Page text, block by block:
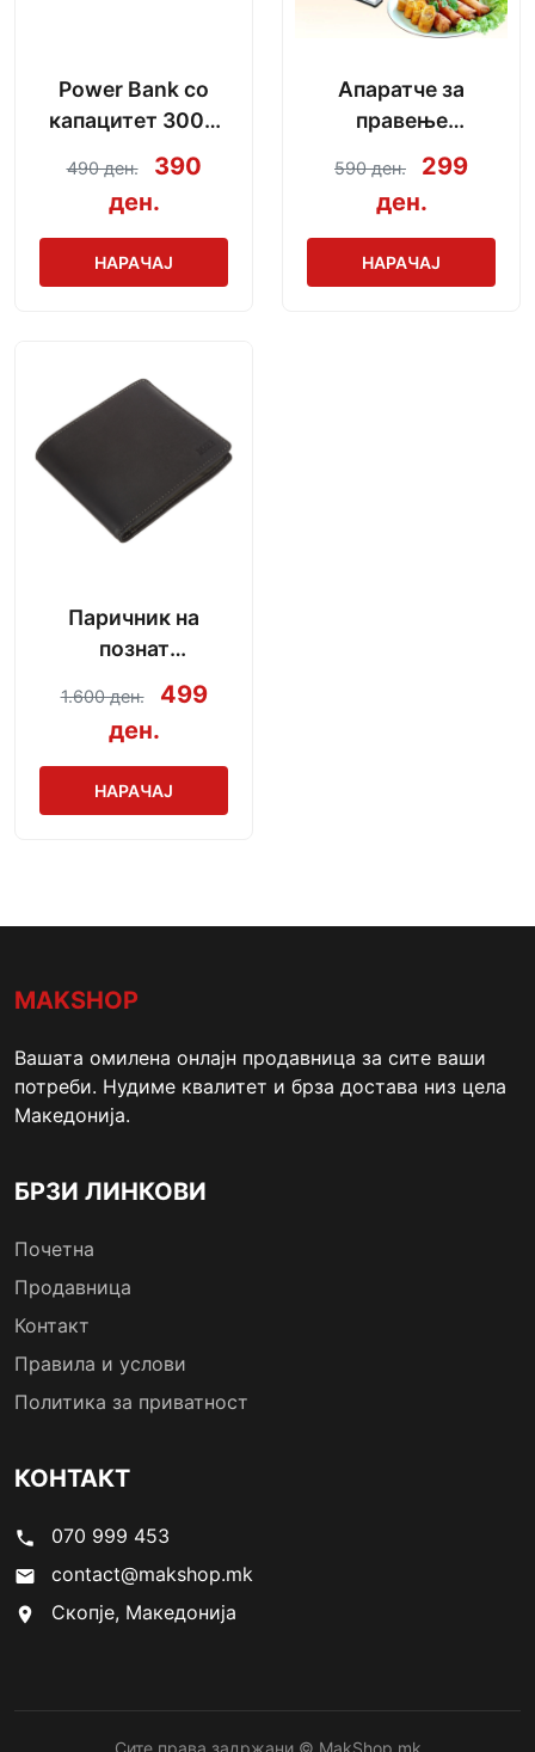
Power Bank со
капацитет 3000
mAh + кабел за
полнење
490 ден.
390
ден.
НАРАЧАЈ
Апаратче за
правење
сармички во
неколку секунди
590 ден.
299
ден.
НАРАЧАЈ
Паричник на
познат
производител
1.600 ден.
499
ден.
НАРАЧАЈ
MAKSHOP
Вашата омилена онлајн продавница за сите ваши
потреби. Нудиме квалитет и брза достава низ цела
Македонија.
БРЗИ ЛИНКОВИ
Почетна
Продавница
Контакт
Правила и услови
Политика за приватност
КОНТАКТ
phone 070 999 453
email contact@makshop.mk
location_on Скопје, Македонија